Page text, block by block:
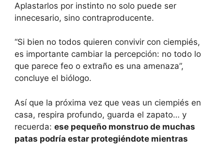
Aplastarlos por instinto no solo puede ser
innecesario, sino contraproducente.
“Si bien no todos quieren convivir con ciempiés,
es importante cambiar la percepción: no todo lo
que parece feo o extraño es una amenaza”,
concluye el biólogo.
Así que la próxima vez que veas un ciempiés en
casa, respira profundo, guarda el zapato… y
recuerda: ese pequeño monstruo de muchas
patas podría estar protegiéndote mientras